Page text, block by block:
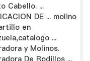
Cabello. ...
DE ... molino
en
...
y Molinos.
De Rodillos ...